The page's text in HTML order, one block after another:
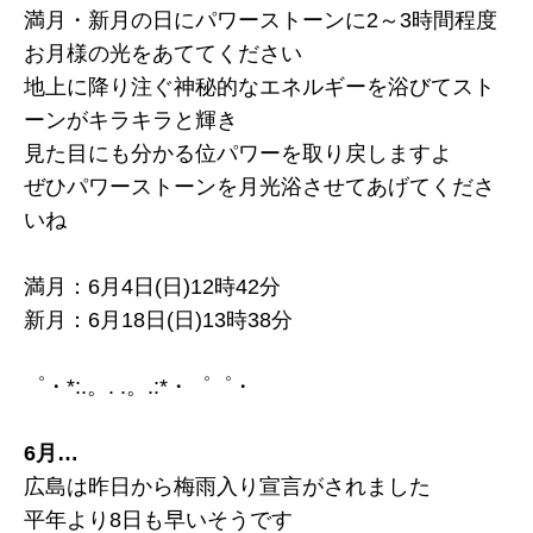
満月・新月の日にパワーストーンに2～3時間程度
お月様の光をあててください
地上に降り注ぐ神秘的なエネルギーを浴びてスト
ーンがキラキラと輝き
見た目にも分かる位パワーを取り戻しますよ
ぜひパワーストーンを月光浴させてあげてくださ
いね
満月：6月4日(日)12時42分
新月：6月18日(日)13時38分
゜・*:.。. .。.:*・゜゜・
6月…
広島は昨日から梅雨入り宣言がされました
平年より8日も早いそうです